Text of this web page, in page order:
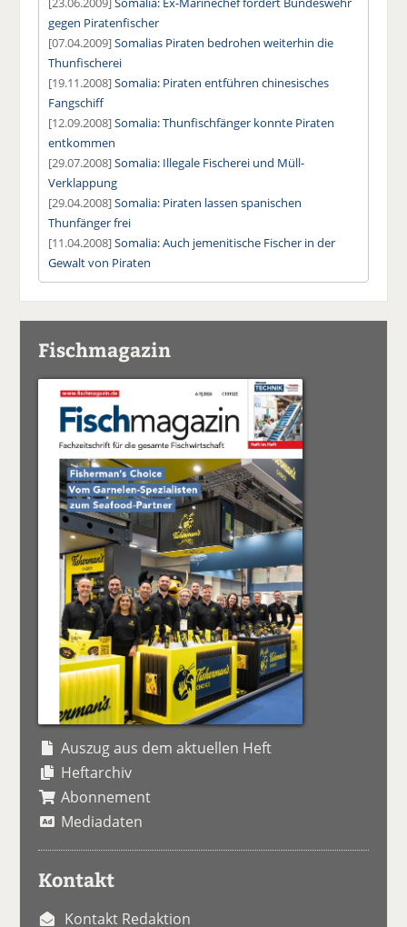
gegen Piratenfischer
[07.04.2009]Somalias Piraten bedrohen weiterhin die
Thunfischerei
[19.11.2008]Somalia: Piraten entführen chinesisches
Fangschiff
[12.09.2008]Somalia: Thunfischfänger konnte Piraten
entkommen
[29.07.2008]Somalia: Illegale Fischerei und Müll-
Verklappung
[29.04.2008]Somalia: Piraten lassen spanischen
Thunfänger frei
[11.04.2008]Somalia: Auch jemenitische Fischer in der
Gewalt von Piraten
Fischmagazin
Auszug aus dem aktuellen Heft
Heftarchiv
Abonnement
Mediadaten
Kontakt
Kontakt Redaktion